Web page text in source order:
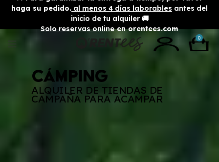
haga su pedido. al menos 4 días laborables antes del
inicio de tu alquiler 🚚
Solo reservas onlineen orentees.com
0
Cámping
ALQUILER DE TIENDAS DE
CAMPAÑA PARA ACAMPAR